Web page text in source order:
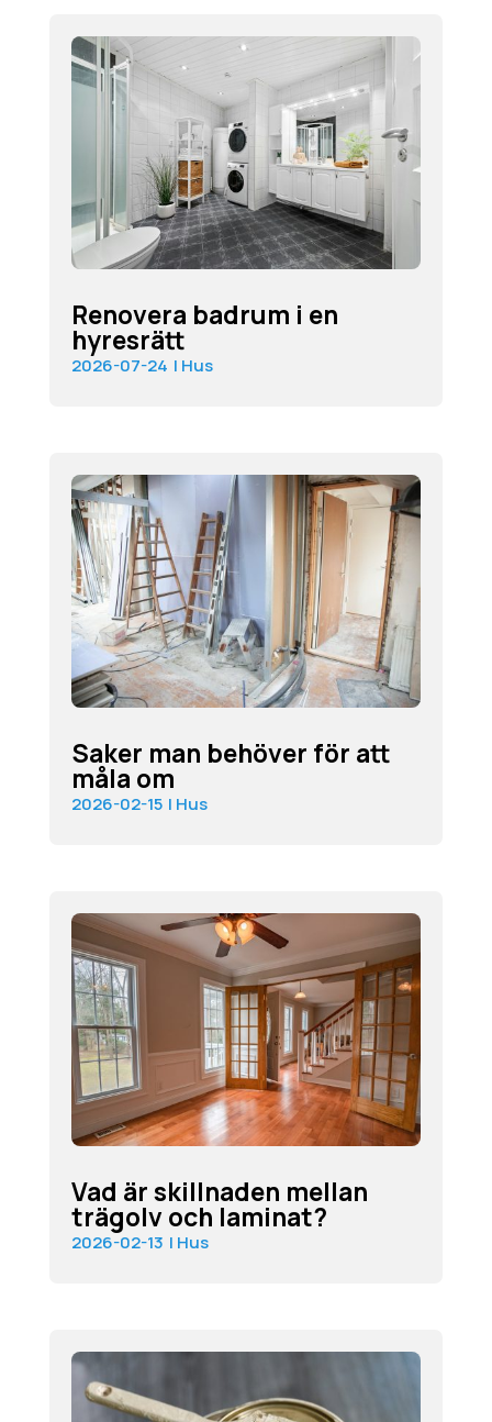
Renovera badrum i en
hyresrätt
2026-07-24 | Hus
Saker man behöver för att
måla om
2026-02-15 | Hus
Vad är skillnaden mellan
trägolv och laminat?
2026-02-13 | Hus